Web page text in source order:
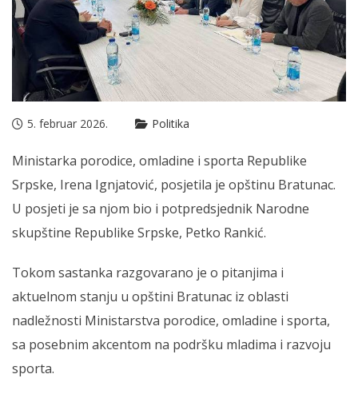
5. februar 2026. Politika
Ministarka porodice, omladine i sporta Republike
Srpske, Irena Ignjatović, posjetila je opštinu Bratunac.
U posjeti je sa njom bio i potpredsjednik Narodne
skupštine Republike Srpske, Petko Rankić.
Tokom sastanka razgovarano je o pitanjima i
aktuelnom stanju u opštini Bratunac iz oblasti
nadležnosti Ministarstva porodice, omladine i sporta,
sa posebnim akcentom na podršku mladima i razvoju
sporta.